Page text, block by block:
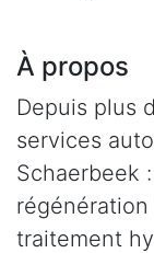
À propos
Depuis plus
services
Schaerbeek
traitement